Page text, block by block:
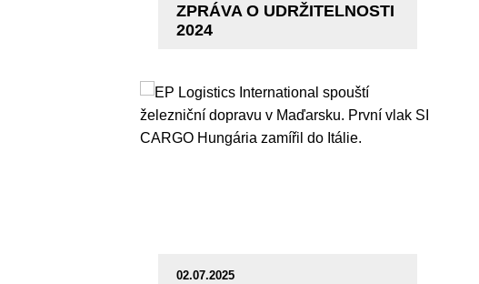
ZPRÁVA O UDRŽITELNOSTI
2024
02.07.2025